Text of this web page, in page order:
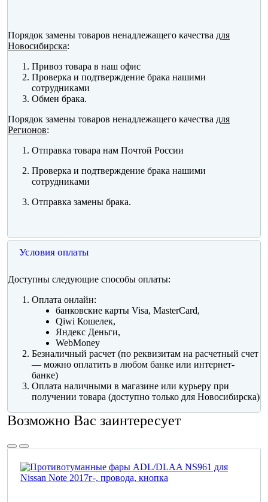
Порядок замены товаров ненадлежащего качества для
Новосибирска:
Привоз товара в наш офис
Проверка и подтверждение брака нашими
сотрудниками
Обмен брака.
Порядок замены товаров ненадлежащего качества для
Регионов:
Отправка товара нам Почтой России
Проверка и подтверждение брака нашими
сотрудниками
Отправка замены брака.
Условия оплаты
Доступны следующие способы оплаты:
Оплата онлайн:
банковские карты Visa, MasterCard,
Qiwi Кошелек,
Яндекс Деньги,
WebMoney
Безналичный расчет (по реквизитам на расчетный счет
— можно оплатить в любом банке или интернет-
банке)
Оплата наличными в магазине или курьеру при
получении товара (доступно только для Новосибирска)
Возможно Вас заинтересует